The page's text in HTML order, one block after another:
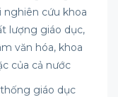
nghiên cứu khoa
lượng giáo dục,
văn hóa, khoa
của cả nước
giáo dục